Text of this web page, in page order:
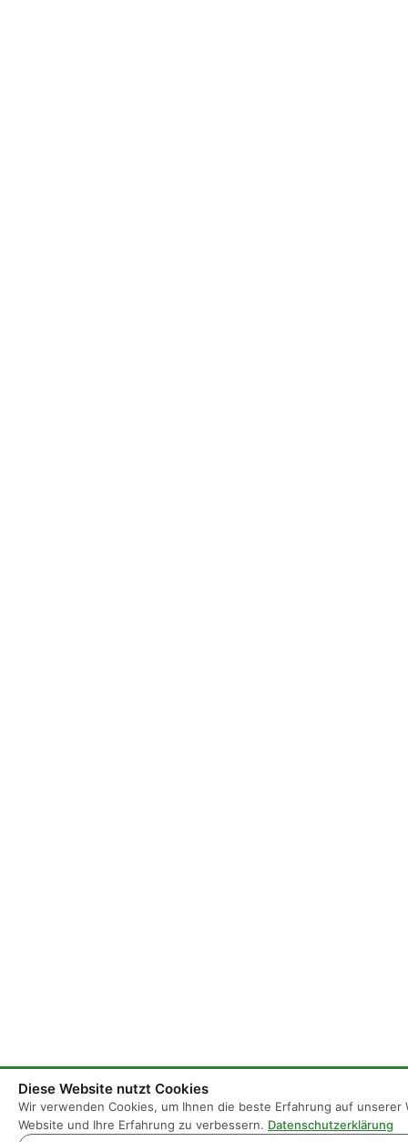
Diese Website nutzt Cookies
Wir verwenden Cookies, um Ihnen die beste Erfahrung auf
Website und Ihre Erfahrung zu verbessern. Datenschutzerklärung